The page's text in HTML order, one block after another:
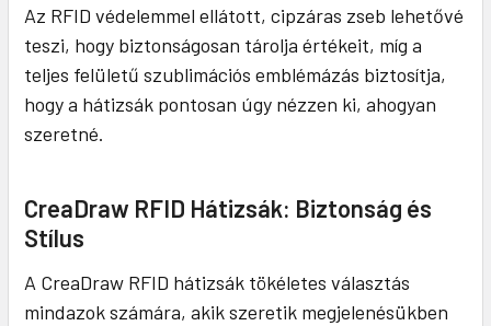
Az RFID védelemmel ellátott, cipzáras zseb lehetővé
teszi, hogy biztonságosan tárolja értékeit, míg a
teljes felületű szublimációs emblémázás biztosítja,
hogy a hátizsák pontosan úgy nézzen ki, ahogyan
szeretné.
CreaDraw RFID Hátizsák: Biztonság és
Stílus
A CreaDraw RFID hátizsák tökéletes választás
mindazok számára, akik szeretik megjelenésükben